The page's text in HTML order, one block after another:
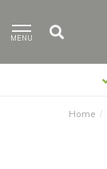
MENU
Home /